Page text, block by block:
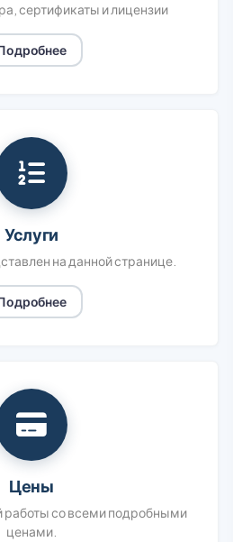
сертификаты и лицензии
Услуги
на данной странице.
Цены
работы со всеми подробными
ценами.